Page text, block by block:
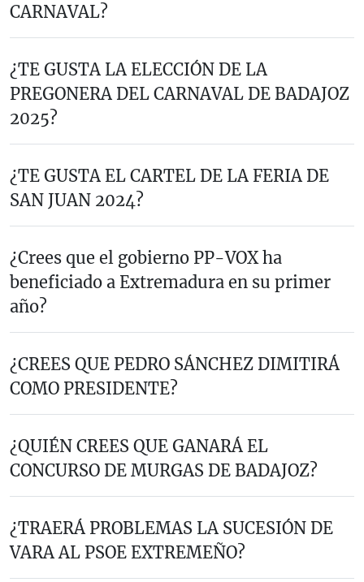
CARNAVAL?
¿TE GUSTA LA ELECCIÓN DE LA
PREGONERA DEL CARNAVAL DE BADAJOZ
2025?
¿TE GUSTA EL CARTEL DE LA FERIA DE
SAN JUAN 2024?
¿Crees que el gobierno PP-VOX ha
beneficiado a Extremadura en su primer
año?
¿CREES QUE PEDRO SÁNCHEZ DIMITIRÁ
COMO PRESIDENTE?
¿QUIÉN CREES QUE GANARÁ EL
CONCURSO DE MURGAS DE BADAJOZ?
¿TRAERÁ PROBLEMAS LA SUCESIÓN DE
VARA AL PSOE EXTREMEÑO?